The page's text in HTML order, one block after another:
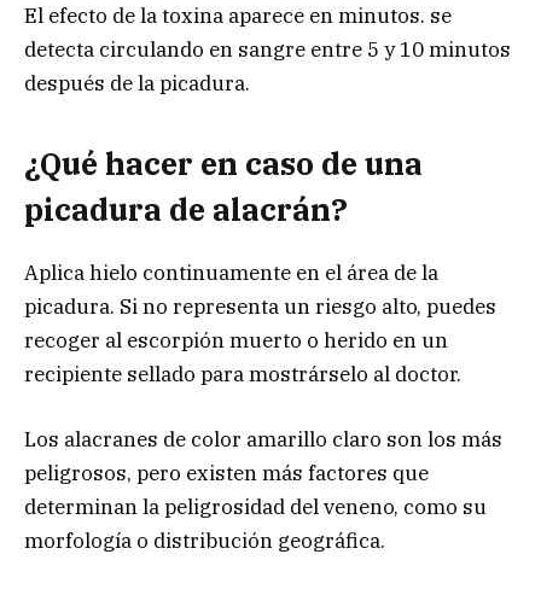
El efecto de la toxina aparece en minutos. se
detecta circulando en sangre entre 5 y 10 minutos
después de la picadura.
¿Qué hacer en caso de una
picadura de alacrán?
Aplica hielo continuamente en el área de la
picadura. Si no representa un riesgo alto, puedes
recoger al escorpión muerto o herido en un
recipiente sellado para mostrárselo al doctor.
Los alacranes de color amarillo claro son los más
peligrosos, pero existen más factores que
determinan la peligrosidad del veneno, como su
morfología o distribución geográfica.